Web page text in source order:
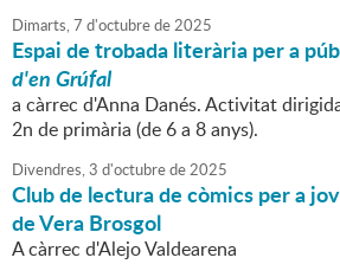
Dimarts,7 d'octubrede2025
Espai de trobada literària per a
d'en Grúfal
a càrrec d'Anna Danés. Activitat
2n de primària (de 6 a 8 anys).
Divendres,3 d'octubrede2025
Club de lectura de còmics per a
de Vera Brosgol
A càrrec d'Alejo Valdearena